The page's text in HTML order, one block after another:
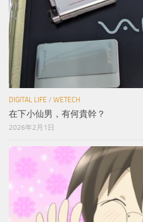
DIGITAL LIFE / WETECH
在下小仙男，有何貴幹？
2026年2月1日